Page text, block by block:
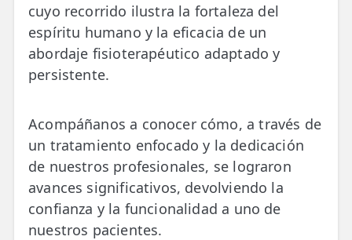
😧 Fisioterapia ATM
🦴 Osteopatía
🫶 Suelo Pélvico
💆 Masajes Madrid
🏅 Fisioterapia Deportiva
🧠 Fisioterapia Neurológica
🧍 Fisioterapia Vestibular
cuyo recorrido ilustra la fortaleza del
espíritu humano y la eficacia de un
abordaje fisioterapéutico adaptado y
persistente.
Acompáñanos a conocer cómo, a través de
un tratamiento enfocado y la dedicación
de nuestros profesionales, se lograron
avances significativos, devolviendo la
confianza y la funcionalidad a uno de
nuestros pacientes.